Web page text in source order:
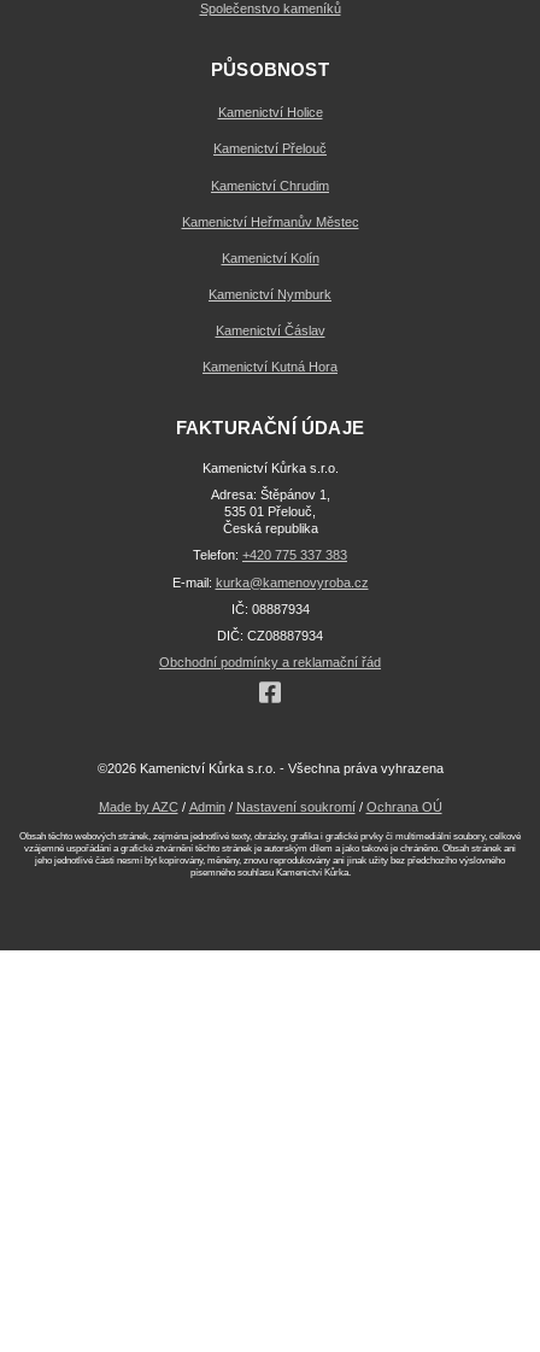
Společenstvo kameníků
PŮSOBNOST
Kamenictví Holice
Kamenictví Přelouč
Kamenictví Chrudim
Kamenictví Heřmanův Městec
Kamenictví Kolín
Kamenictví Nymburk
Kamenictví Čáslav
Kamenictví Kutná Hora
FAKTURAČNÍ ÚDAJE
Kamenictví Kůrka s.r.o.
Adresa: Štěpánov 1,
535 01 Přelouč,
Česká republika
Telefon: +420 775 337 383
E-mail: kurka@kamenovyroba.cz
IČ: 08887934
DIČ: CZ08887934
Obchodní podmínky a reklamační řád
©2026 Kamenictví Kůrka s.r.o. - Všechna práva vyhrazena
Made by AZC/ Admin/ Nastavení soukromí/ Ochrana OÚ
Obsah těchto webových stránek, zejména jednotlivé texty, obrázky, grafika i grafické prvky či multimediální soubory, celkové
vzájemné uspořádání a grafické ztvárnění těchto stránek je autorským dílem a jako takové je chráněno. Obsah stránek ani
jeho jednotlivé části nesmí být kopírovány, měněny, znovu reprodukovány ani jinak užity bez předchozího výslovného
písemného souhlasu Kamenictví Kůrka.